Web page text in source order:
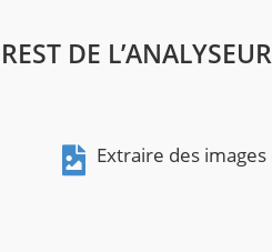
DE
Extraire des images